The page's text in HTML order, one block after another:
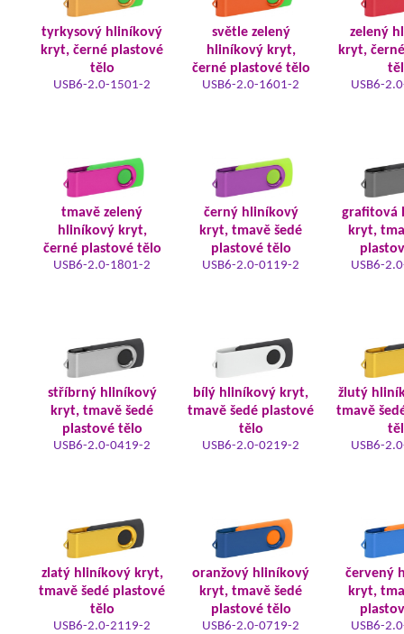
tyrkysový hliníkový
kryt, černé plastové
tělo
USB6-2.0-1501-2
světle zelený
hliníkový kryt,
černé plastové tělo
USB6-2.0-1601-2
zelený
kryt,
USB6-
tmavě zelený
hliníkový kryt,
černé plastové tělo
USB6-2.0-1801-2
černý hliníkový
kryt, tmavě šedé
plastové tělo
USB6-2.0-0119-2
grafitová
kryt,
USB6-
stříbrný hliníkový
kryt, tmavě šedé
plastové tělo
USB6-2.0-0419-2
bílý hliníkový kryt,
tmavě šedé plastové
tělo
USB6-2.0-0219-2
žlutý
tmavě
USB6-
zlatý hliníkový kryt,
tmavě šedé plastové
tělo
USB6-2.0-2119-2
oranžový hliníkový
kryt, tmavě šedé
plastové tělo
USB6-2.0-0719-2
červený
kryt,
USB6-